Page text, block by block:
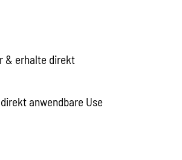
& erhalte direkt
anwendbare Use